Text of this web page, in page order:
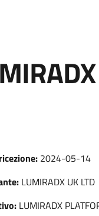
2024-05-14
LUMIRADX UK LTD
LUMIRADX